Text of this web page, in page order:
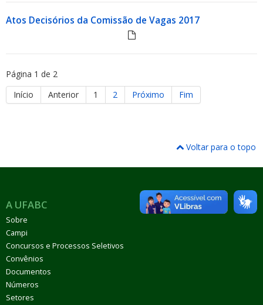
Atos Decisórios da Comissão de Vagas 2017
Página 1 de 2
Início
Anterior 1 2 Próximo Fim
Voltar para o topo
A UFABC
Sobre
Campi
Concursos e Processos Seletivos
Convênios
Documentos
Números
Setores